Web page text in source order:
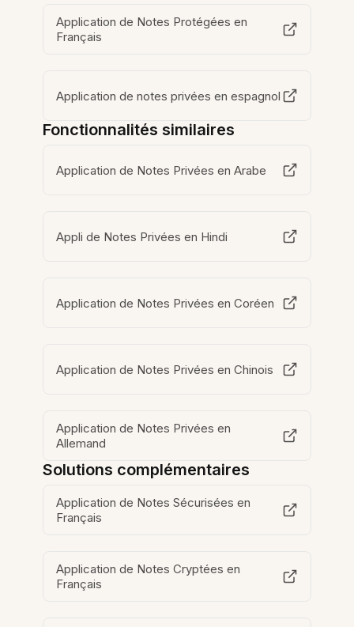
Application de Notes Protégées en
Français
Application de notes privées en espagnol
Fonctionnalités similaires
Application de Notes Privées en Arabe
Appli de Notes Privées en Hindi
Application de Notes Privées en Coréen
Application de Notes Privées en Chinois
Application de Notes Privées en
Allemand
Solutions complémentaires
Application de Notes Sécurisées en
Français
Application de Notes Cryptées en
Français